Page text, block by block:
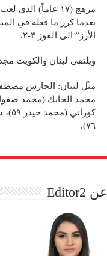
بعدما كرر ما فعله في
الأرز” الى الفوز ٣-٢.
ويلتقي لبنان والكويت
٧٦).
عن Editor2